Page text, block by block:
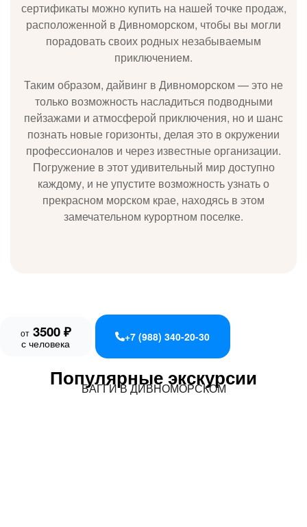
сертификаты можно купить на нашей точке продаж,
расположенной в Дивноморском, чтобы вы могли
порадовать своих родных незабываемым
приключением.
Таким образом, дайвинг в Дивноморском — это не
только возможность насладиться подводными
пейзажами и атмосферой приключения, но и шанс
познать новые горизонты, делая это в окружении
профессионалов и через известные организации.
Погружение в этот удивительный мир доступно
каждому, и не упустите возможность узнать о
прекрасном морском крае, находясь в этом
замечательном курортном поселке.
от 3500 ₽
с человека +7 (988) 340-20-30
Популярные экскурсии
БАГГИ В ДИВНОМОРСКОМ